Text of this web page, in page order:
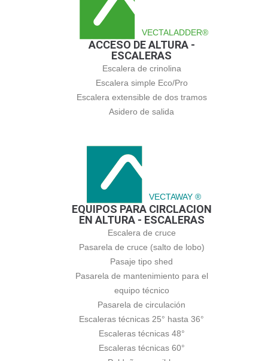
VECTALADDER®
ACCESO DE ALTURA -
ESCALERAS
Escalera de crinolina
Escalera simple Eco/Pro
Escalera extensible de dos tramos
Asidero de salida
VECTAWAY ®
EQUIPOS PARA CIRCLACION
EN ALTURA - ESCALERAS
Escalera de cruce
Pasarela de cruce (salto de lobo)
Pasaje tipo shed
Pasarela de mantenimiento para el
equipo técnico
Pasarela de circulación
Escaleras técnicas 25° hasta 36°
Escaleras técnicas 48°
Escaleras técnicas 60°